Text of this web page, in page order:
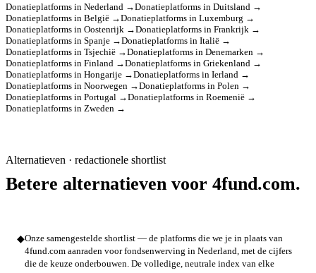
Donatieplatforms in Nederland →Donatieplatforms in Duitsland →
Donatieplatforms in België →Donatieplatforms in Luxemburg →
Donatieplatforms in Oostenrijk →Donatieplatforms in Frankrijk →
Donatieplatforms in Spanje →Donatieplatforms in Italië →
Donatieplatforms in Tsjechië →Donatieplatforms in Denemarken →
Donatieplatforms in Finland →Donatieplatforms in Griekenland →
Donatieplatforms in Hongarije →Donatieplatforms in Ierland →
Donatieplatforms in Noorwegen →Donatieplatforms in Polen →
Donatieplatforms in Portugal →Donatieplatforms in Roemenië →
Donatieplatforms in Zweden →
Alternatieven · redactionele shortlist
Betere alternatieven voor 4fund.com.
◆Onze samengestelde shortlist — de platforms die we je in plaats van
4fund.com aanraden voor fondsenwerving in Nederland, met de cijfers
die de keuze onderbouwen. De volledige, neutrale index van elke